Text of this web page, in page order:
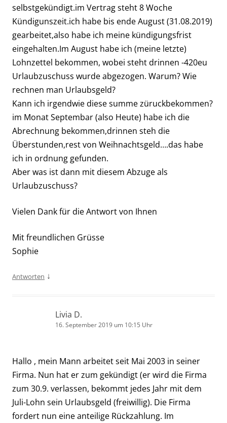
selbstgekündigt.im Vertrag steht 8 Woche
Kündigunszeit.ich habe bis ende August (31.08.2019)
gearbeitet,also habe ich meine kündigungsfrist
eingehalten.Im August habe ich (meine letzte)
Lohnzettel bekommen, wobei steht drinnen -420eu
Urlaubzuschuss wurde abgezogen. Warum? Wie
rechnen man Urlaubsgeld?
Kann ich irgendwie diese summe züruckbekommen?
im Monat Septembar (also Heute) habe ich die
Abrechnung bekommen,drinnen steh die
Überstunden,rest von Weihnachtsgeld….das habe
ich in ordnung gefunden.
Aber was ist dann mit diesem Abzuge als
Urlaubzuschuss?
Vielen Dank für die Antwort von Ihnen
Mit freundlichen Grüsse
Sophie
Antworten ↓
Livia D.
16. September 2019 um 10:15 Uhr
Hallo , mein Mann arbeitet seit Mai 2003 in seiner
Firma. Nun hat er zum gekündigt (er wird die Firma
zum 30.9. verlassen, bekommt jedes Jahr mit dem
Juli-Lohn sein Urlaubsgeld (freiwillig). Die Firma
fordert nun eine anteilige Rückzahlung. Im